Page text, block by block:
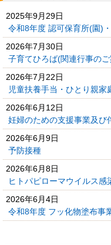
2025年9月29日
令和8年度 認可保育所(園)
2026年7月30日
子育てひろば(関連行事の
2026年7月22日
児童扶養手当・ひとり親家
2026年6月12日
妊婦のための支援事業及び
2026年6月9日
予防接種
2026年6月8日
ヒトパピローマウイルス感
2026年6月4日
令和8年度 フッ化物塗布事